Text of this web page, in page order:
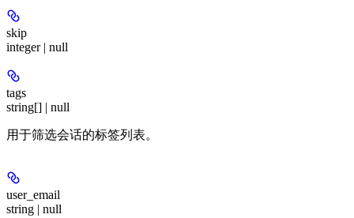
skip
integer | null
tags
string[] | null
用于筛选会话的标签列表。
user_email
string | null